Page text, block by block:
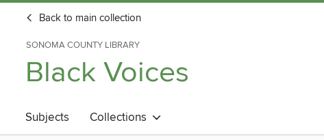
Back to main collection
SONOMA COUNTY LIBRARY
Black Voices
Subjects Collections